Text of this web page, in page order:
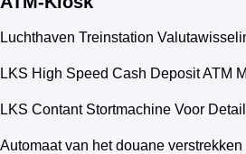
Luchthaven Treinstation
LKS High Speed Cash Deposit ATM
LKS Contant Stortmachine Voor
Automaat van het douane